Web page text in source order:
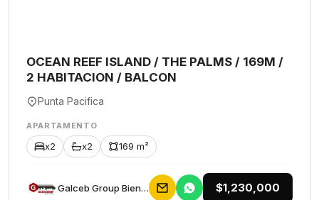
OCEAN REEF ISLAND / THE PALMS / 169M /
2 HABITACION / BALCON
Punta Pacifica
APARTAMENTO
x2 x2 169 m²
Galceb Group Bienes Raices $1,230,000